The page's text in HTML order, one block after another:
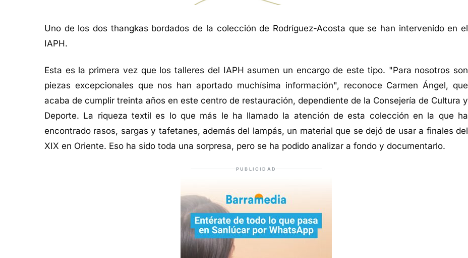
Uno de los dos thangkas bordados de la colección de Rodríguez-Acosta que se han intervenido en el
IAPH.
Esta es la primera vez que los talleres del IAPH asumen un encargo de este tipo. "Para nosotros son
piezas excepcionales que nos han aportado muchísima información", reconoce Carmen Ángel, que
acaba de cumplir treinta años en este centro de restauración, dependiente de la Consejería de Cultura y
Deporte. La riqueza textil es lo que más le ha llamado la atención de esta colección en la que ha
encontrado rasos, sargas y tafetanes, además del lampás, un material que se dejó de usar a finales del
XIX en Oriente. Eso ha sido toda una sorpresa, pero se ha podido analizar a fondo y documentarlo.
PUBLICIDAD